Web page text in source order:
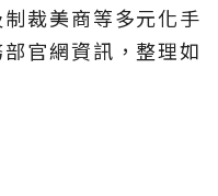
裁美商等多元化手
官網資訊，整理如